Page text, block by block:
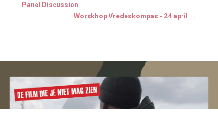
Panel Discussion
Worskhop Vredeskompas - 24 april
→